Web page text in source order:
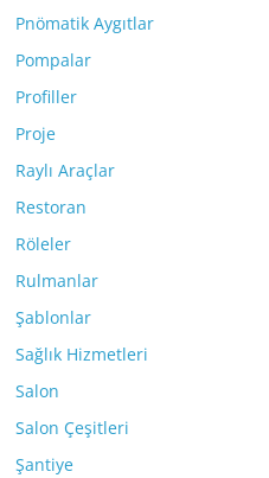
Pnömatik Aygıtlar
Pompalar
Profiller
Proje
Raylı Araçlar
Restoran
Röleler
Rulmanlar
Şablonlar
Sağlık Hizmetleri
Salon
Salon Çeşitleri
Şantiye